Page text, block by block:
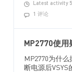
Latest activity
1 评论
MP2770使用
MP2770为什
断电源后VSYS